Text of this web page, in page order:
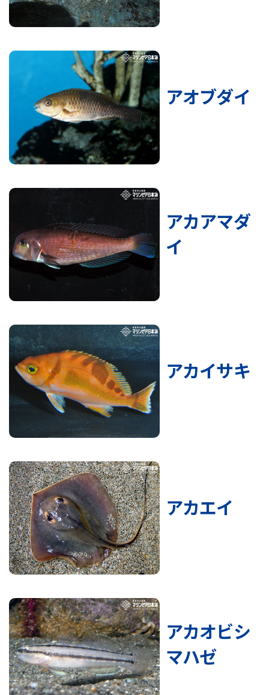
アオブダイ
アカアマダ
イ
アカイサキ
アカエイ
アカオビシ
マハゼ